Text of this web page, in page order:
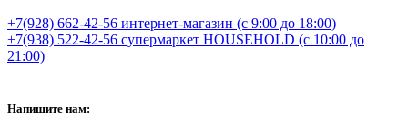
+7(928) 662-42-56 интернет-магазин (с 9:00 до 18:00)
+7(938) 522-42-56 супермаркет HOUSEHOLD (с 10:00 до
21:00)
Напишите нам: